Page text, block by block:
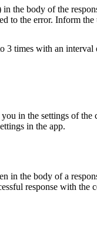
the body of the
to the error. Inform
3 times with an
in the settings of the
in the app.
in the body of a
response with the